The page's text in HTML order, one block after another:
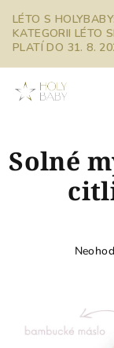
obsah
LÉTO S
KATEGORII LÉTO
PLATÍ DO 31. 8.
Solné
0,0
z